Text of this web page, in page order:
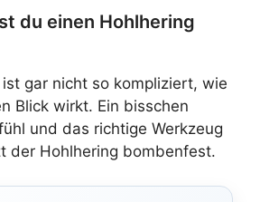
du einen Hohlhering
gar nicht so kompliziert, wie
Blick wirkt. Ein bisschen
und das richtige Werkzeug
der Hohlhering bombenfest.